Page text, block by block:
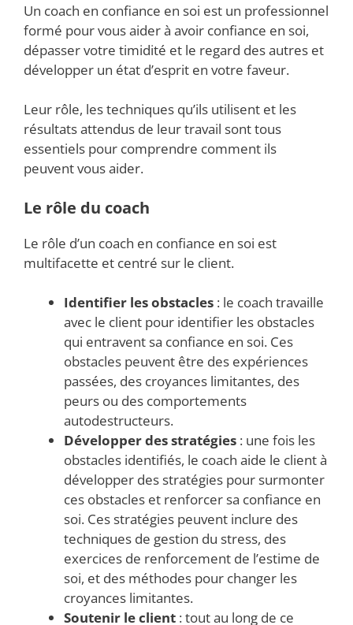
Un coach en confiance en soi est un professionnel
formé pour vous aider à avoir confiance en soi,
dépasser votre timidité et le regard des autres et
développer un état d’esprit en votre faveur.
Leur rôle, les techniques qu’ils utilisent et les
résultats attendus de leur travail sont tous
essentiels pour comprendre comment ils
peuvent vous aider.
Le rôle du coach
Le rôle d’un coach en confiance en soi est
multifacette et centré sur le client.
Identifier les obstacles : le coach travaille
avec le client pour identifier les obstacles
qui entravent sa confiance en soi. Ces
obstacles peuvent être des expériences
passées, des croyances limitantes, des
peurs ou des comportements
autodestructeurs.
Développer des stratégies : une fois les
obstacles identifiés, le coach aide le client à
développer des stratégies pour surmonter
ces obstacles et renforcer sa confiance en
soi. Ces stratégies peuvent inclure des
techniques de gestion du stress, des
exercices de renforcement de l’estime de
soi, et des méthodes pour changer les
croyances limitantes.
Soutenir le client : tout au long de ce